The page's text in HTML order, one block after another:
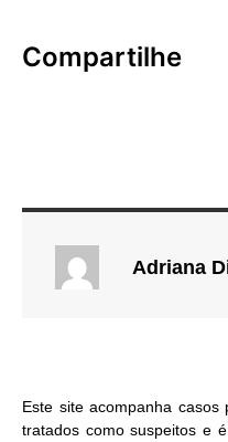
Compartilhe
Adriana
Este site acompanha casos
tratados como suspeitos e